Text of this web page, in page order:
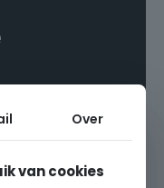
is in gebruik
heeft tevens de
beide kamers
Over
van cookies